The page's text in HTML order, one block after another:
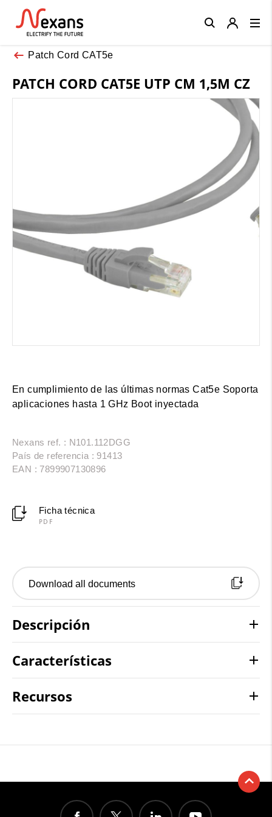
Patch Cord CAT5e
PATCH CORD CAT5E UTP CM 1,5M CZ
En cumplimiento de las últimas normas Cat5e Soporta
aplicaciones hasta 1 GHz Boot inyectada
Nexans ref. : N101.112DGG
País de referencia : 91413
EAN : 7899907130896
Ficha técnica
PDF
Download all documents
Descripción
Características
Recursos
Close